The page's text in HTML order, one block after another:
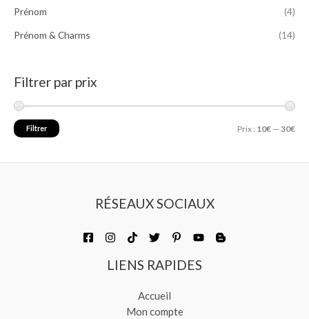
Prénom (4)
Prénom & Charms (14)
Filtrer par prix
Filtrer Prix : 10€ — 30€
RÉSEAUX SOCIAUX
LIENS RAPIDES
Accueil
Mon compte